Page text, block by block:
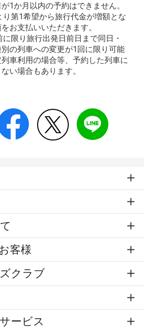
1か月以内の予約はできません。
り第1希望から旅行代金が増額とな
お支払いいただきます。
に限り旅行出発日前日まで同日・
の列車への変更が1回に限り可能
車利用の場合等、予約した列車に
い場合もあります。
客様
クラブ
ービス